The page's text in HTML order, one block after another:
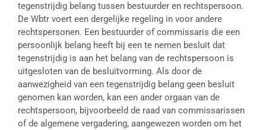
tegenstrijdig belang tussen bestuurder en rechtspersoon.
De Wbtr voert een dergelijke regeling in voor andere
rechtspersonen. Een bestuurder of commissaris die een
persoonlijk belang heeft bij een te nemen besluit dat
tegenstrijdig is aan het belang van de rechtspersoon is
uitgesloten van de besluitvorming. Als door de
aanwezigheid van een tegenstrijdig belang geen besluit
genomen kan worden, kan een ander orgaan van de
rechtspersoon, bijvoorbeeld de raad van commissarissen
of de algemene vergadering, aangewezen worden om het